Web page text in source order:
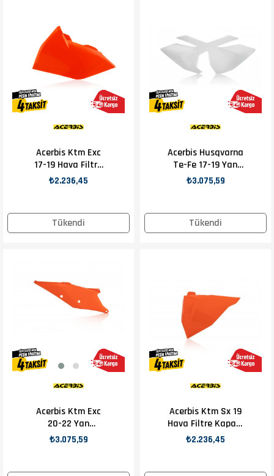
Tükendi
Acerbis Ktm Exc
17-19 Hava Filtre
Kapağı Turuncu
₺2.236,45
Tükendi
Acerbis Husqvarna
Te-Fe 17-19 Yan
Numaratör Beyaz
₺3.075,59
Acerbis Ktm Exc
20-22 Yan
Numaratör
₺3.075,59
Acerbis Ktm Sx 19
Hava Filtre Kapağı
Turuncu
₺2.236,45